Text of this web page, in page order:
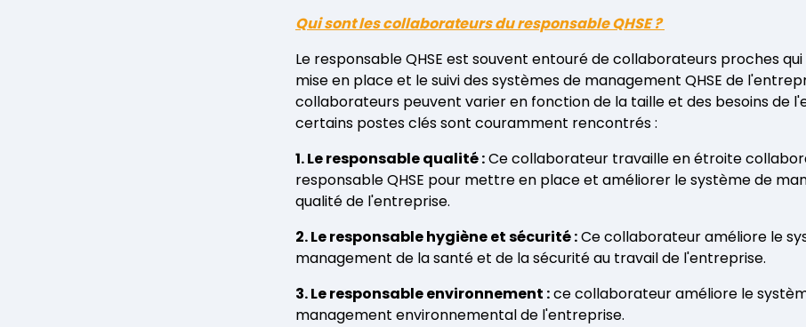
Qui sont les collaborateurs du responsable QHSE ?
Le responsable QHSE est souvent entouré de collaborateurs proches
mise en place et le suivi des systèmes de management QHSE de
collaborateurs peuvent varier en fonction de la taille et des besoins de
certains postes clés sont couramment rencontrés :
1. Le responsable qualité :Ce collaborateur travaille en étroite
responsable QHSE pour mettre en place et améliorer le système de
qualité de l'entreprise.
2. Le responsable hygiène et sécurité :Ce collaborateur améliore le
management de la santé et de la sécurité au travail de l'entreprise.
3. Le responsable environnement :ce collaborateur améliore le
management environnemental de l'entreprise.